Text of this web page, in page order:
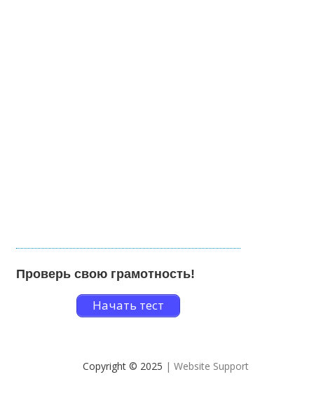
Проверь свою грамотность!
Начать тест
Copyright © 2025 | Website Support